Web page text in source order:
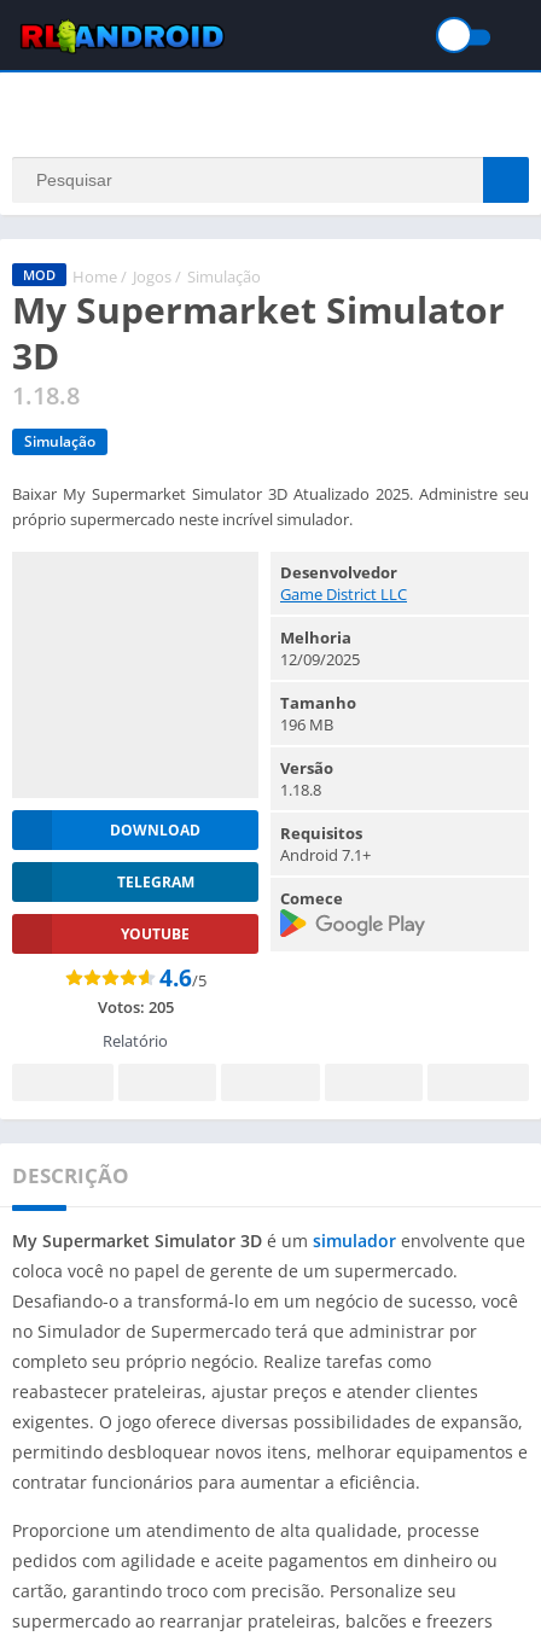
MOD Home / Jogos / Simulação
My Supermarket Simulator
3D
1.18.8
Simulação
Baixar My Supermarket Simulator 3D Atualizado 2025. Administre seu
próprio supermercado neste incrível simulador.
DOWNLOAD
TELEGRAM
YOUTUBE
4.6/5
Votos: 205
Relatório
Desenvolvedor
Game District LLC
Melhoria
12/09/2025
Tamanho
196 MB
Versão
1.18.8
Requisitos
Android 7.1+
Comece
DESCRIÇÃO
My Supermarket Simulator 3D é um simulador envolvente que
coloca você no papel de gerente de um supermercado.
Desafiando-o a transformá-lo em um negócio de sucesso, você
no Simulador de Supermercado terá que administrar por
completo seu próprio negócio. Realize tarefas como
reabastecer prateleiras, ajustar preços e atender clientes
exigentes. O jogo oferece diversas possibilidades de expansão,
permitindo desbloquear novos itens, melhorar equipamentos e
contratar funcionários para aumentar a eficiência.
Proporcione um atendimento de alta qualidade, processe
pedidos com agilidade e aceite pagamentos em dinheiro ou
cartão, garantindo troco com precisão. Personalize seu
supermercado ao rearranjar prateleiras, balcões e freezers